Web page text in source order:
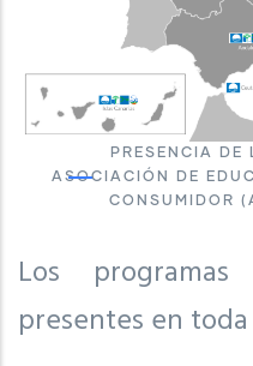
PRESENCIA DE
ASOCIACIÓN DE
CONSUMIDOR
Los
presentes en toda